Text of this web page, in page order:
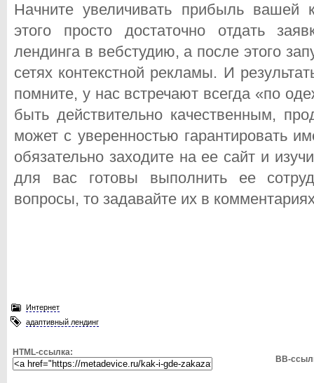
Начните увеличивать прибыль вашей
этого просто достаточно отдать
лендинга в вебстудию, а после этого
сетях контекстной рекламы. И
помните, у нас встречают всегда «по
быть действительно качественным,
может с уверенностью гарантировать
обязательно заходите на ее сайт и
для вас готовы выполнить ее
вопросы, то задавайте их в
Интернет
адаптивный лендинг
HTML-ссылка:
BB-